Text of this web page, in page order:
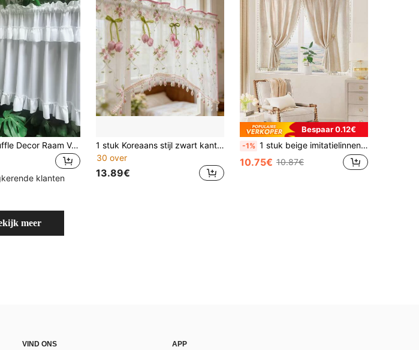
1 st Effen Ruffle Decor Raam Volant
klanten
1 stuk Koreaans stijl zwart kanten en beige driehoekig gordijn, speciaal ontworpen met handgeknoopte strik en pareldecoratie, geschikt voor appartementkeuken, caféstijl halfgordijn, met tunnelzoom.
30 over
13.89€
Bespaar 0.12€
-1% 1 stuk beige imitatielinnen-achtig kort gordijn, Japanse minimalistische stijl met kwastjes, scheidingsgordijn/koffiegordijn, geschikt voor raam-, kast- en deurdecoratie
10.75€ 10.87€
meer
VIND ONS APP